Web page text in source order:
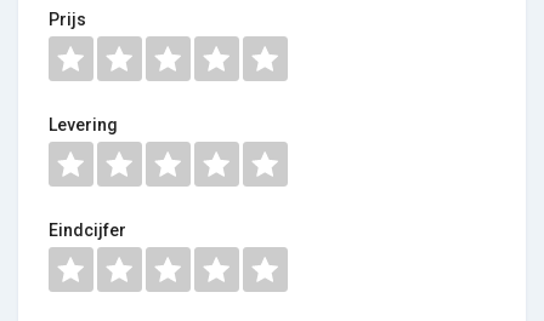
Prijs
Levering
Eindcijfer